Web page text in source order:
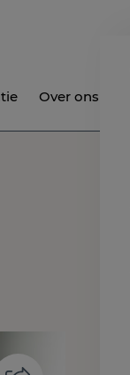
Over ons